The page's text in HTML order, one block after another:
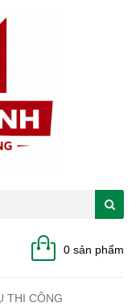
0 sản phẩm
THI CÔNG